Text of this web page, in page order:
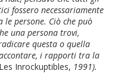
fossero necessariamente
persone. Ciò che può
una persona trovi,
questa o quella
i rapporti tra la
Les Inrockuptibles, 1991).